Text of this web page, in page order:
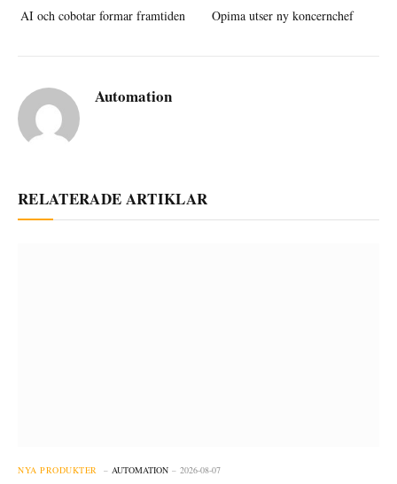
AI och cobotar formar framtiden Opima utser ny koncernchef
Automation
RELATERADE ARTIKLAR
NYA PRODUKTER AUTOMATION 2026-08-07